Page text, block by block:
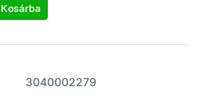
Kosárba
3040002279